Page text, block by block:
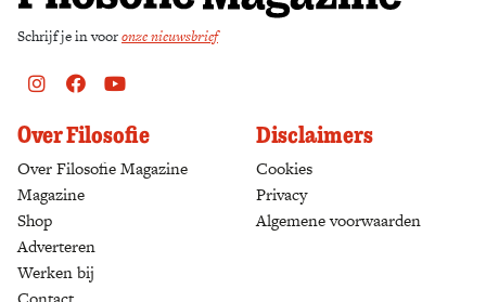
Schrijf je in vooronze nieuwsbrief
Instagram
FacebookYoutube
Over Filosofie
Over Filosofie Magazine
Magazine
Shop
Adverteren
Werken bij
Disclaimers
Cookies
Privacy
Algemene voorwaarden